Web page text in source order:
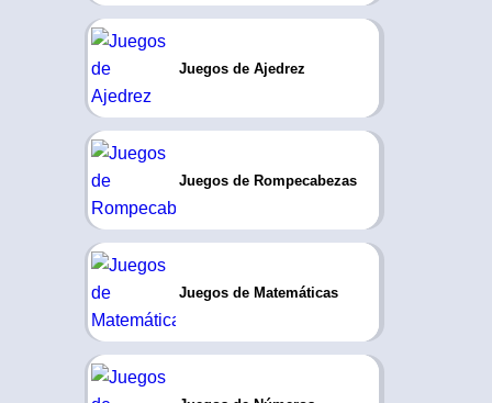
Juegos de Ajedrez
Juegos de Rompecabezas
Juegos de Matemáticas